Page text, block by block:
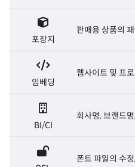
포장지
판매용 상품의
임베딩
웹사이트 및 프
BI/CI
회사명, 브랜드
폰트 파일의 수